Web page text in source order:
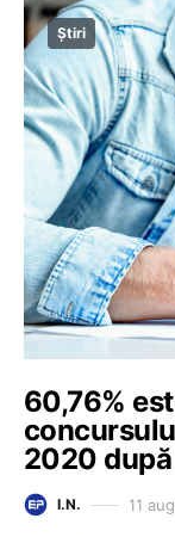
Știri
60,76%
2020
I.N. 11